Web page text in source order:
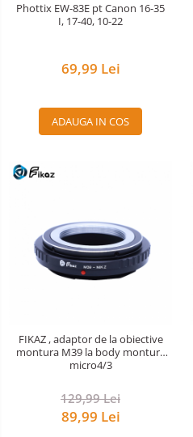
Phottix EW-83E pt Canon 16-35
I, 17-40, 10-22
69,99 Lei
ADAUGA IN COS
FIKAZ , adaptor de la obiective
montura M39 la body montura
micro4/3
129,99 Lei
89,99 Lei